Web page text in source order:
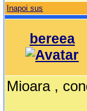
Inapoi sus
bereea
Mioara ,